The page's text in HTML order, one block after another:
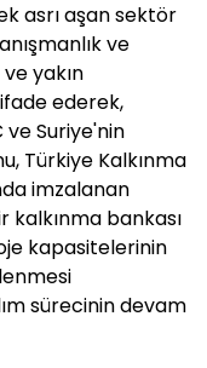
asrı aşan sektör
ve
yakın
ederek,
Suriye'nin
Türkiye Kalkınma
imzalanan
kalkınma bankası
kapasitelerinin
sürecinin devam